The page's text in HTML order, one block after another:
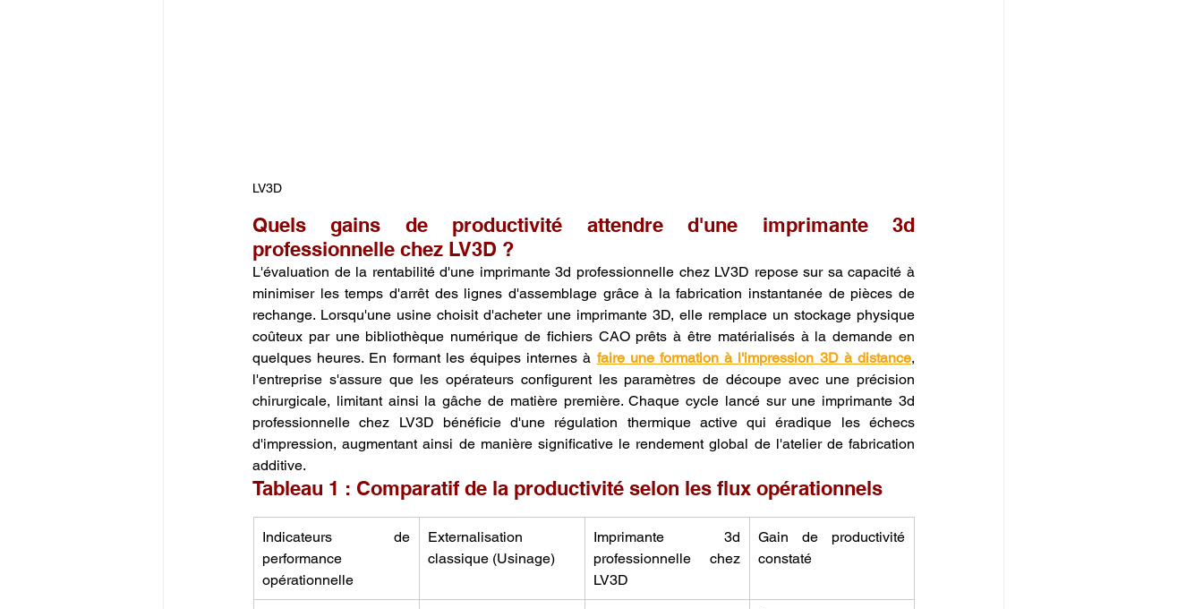
LV3D
Quels gains de productivité attendre d'une imprimante 3d
professionnelle chez LV3D ?
L'évaluation de la rentabilité d'une imprimante 3d professionnelle chez LV3D repose sur sa capacité à
minimiser les temps d'arrêt des lignes d'assemblage grâce à la fabrication instantanée de pièces de
rechange. Lorsqu'une usine choisit d'acheter une imprimante 3D, elle remplace un stockage physique
coûteux par une bibliothèque numérique de fichiers CAO prêts à être matérialisés à la demande en
quelques heures. En formant les équipes internes à faire une formation à l'impression 3D à distance,
l'entreprise s'assure que les opérateurs configurent les paramètres de découpe avec une précision
chirurgicale, limitant ainsi la gâche de matière première. Chaque cycle lancé sur une imprimante 3d
professionnelle chez LV3D bénéficie d'une régulation thermique active qui éradique les échecs
d'impression, augmentant ainsi de manière significative le rendement global de l'atelier de fabrication
additive.
Tableau 1 : Comparatif de la productivité selon les flux opérationnels
Indicateurs de
performance
opérationnelle
Externalisation
classique (Usinage)
Imprimante 3d
professionnelle chez
LV3D
Gain de productivité
constaté